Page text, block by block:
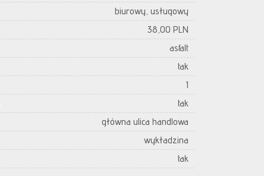
biurowy, usługowy
38,00 PLN
asfalt
tak
1
tak
główna ulica handlowa
wykładzina
tak